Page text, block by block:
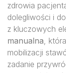
zdrowia
dolegliwości i
z kluczowych
manualna,
mobilizacji
zadanie